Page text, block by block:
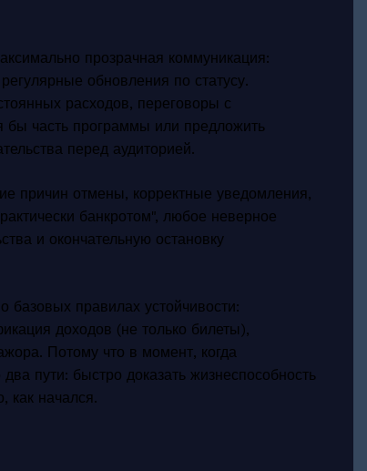
прозрачная коммуникация:
обновления по статусу.
расходов, переговоры с
бы часть программы или предложить
перед аудиторией.
причин отмены, корректные уведомления,
банкротом", любое неверное
и окончательную остановку
правилах устойчивости:
доходов (не только билеты),
Потому что в момент, когда
пути: быстро доказать жизнеспособность
как начался.